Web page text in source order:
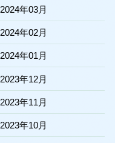
2024年03月
2024年02月
2024年01月
2023年12月
2023年11月
2023年10月